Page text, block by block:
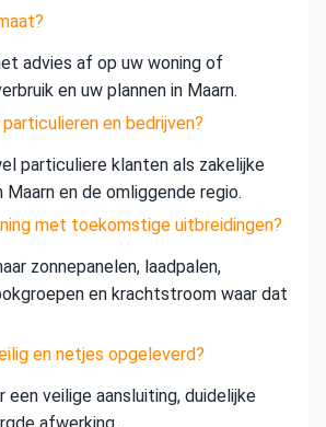
advies af op uw woning of
en uw plannen in Maarn.
en bedrijven?
particuliere klanten als zakelijke
en de omliggende regio.
met toekomstige uitbreidingen?
zonnepanelen, laadpalen,
en krachtstroom waar dat
en netjes opgeleverd?
een veilige aansluiting, duidelijke